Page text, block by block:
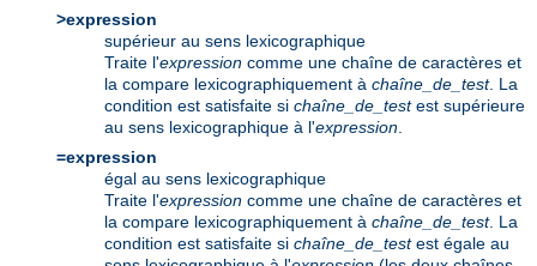
>expression
supérieur au sens lexicographique
Traite l'expression comme une chaîne de caractères et
la compare lexicographiquement à chaîne_de_test. La
condition est satisfaite si chaîne_de_testest supérieure
au sens lexicographique à l'expression
=expression
égal au sens lexicographique
Traite l'expression comme une chaîne de caractères et
la compare lexicographiquement à chaîne_de_test. La
condition est satisfaite si chaîne_de_testest égale au